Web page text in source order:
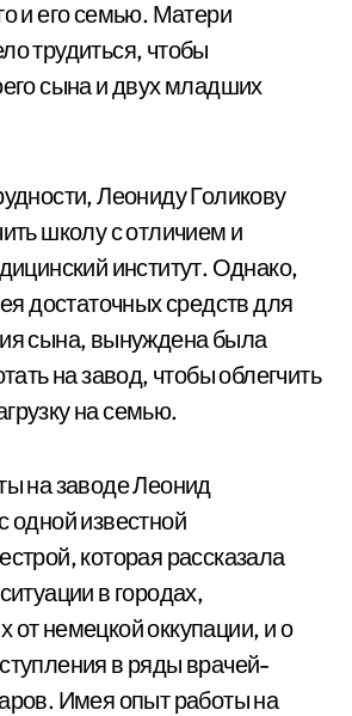
и его семью. Матери
трудиться, чтобы
сына и двух младших
Леониду Голикову
школу с отличием и
институт. Однако,
достаточных средств для
сына, вынуждена была
на завод, чтобы облегчить
на семью.
на заводе Леонид
одной известной
которая рассказала
в городах,
от немецкой оккупации, и о
в ряды врачей-
Имея опыт работы на